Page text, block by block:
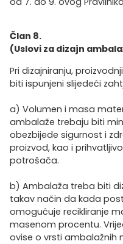
Član 8.
(Uslovi za dizajn
Pri dizajniranju,
biti ispunjeni slijedeći
a) Volumen i masa
ambalaže trebaju biti
obezbijede sigurnost i
proizvod, kao i
potrošača.
b) Ambalaža treba biti
takav način da kada
omogućuje recikliranje
masenom procentu.
ovise o vrsti ambalažnih